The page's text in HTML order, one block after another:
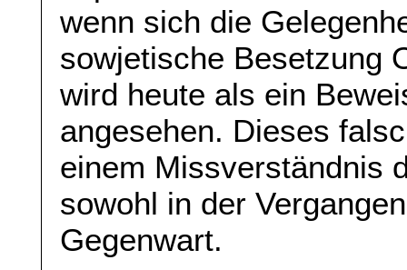
wenn sich die
sowjetische Besetzung
wird heute als ein
angesehen. Dieses
einem Missverständnis
sowohl in der
Gegenwart.